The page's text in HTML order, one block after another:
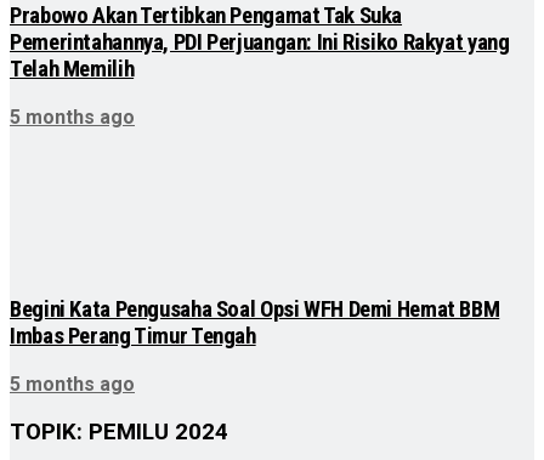
Prabowo Akan Tertibkan Pengamat Tak Suka
Pemerintahannya, PDI Perjuangan: Ini Risiko Rakyat yang
Telah Memilih
5 months ago
Begini Kata Pengusaha Soal Opsi WFH Demi Hemat BBM
Imbas Perang Timur Tengah
5 months ago
TOPIK: PEMILU 2024